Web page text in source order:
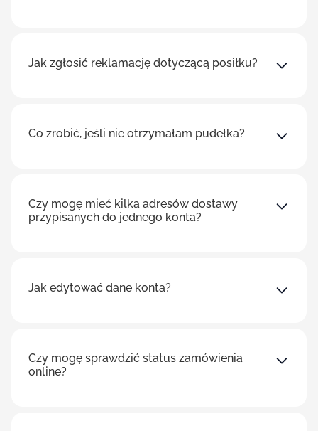
Jak zgłosić reklamację dotyczącą posiłku?
Co zrobić, jeśli nie otrzymałam pudełka?
Czy mogę mieć kilka adresów dostawy
przypisanych do jednego konta?
Jak edytować dane konta?
Czy mogę sprawdzić status zamówienia
online?